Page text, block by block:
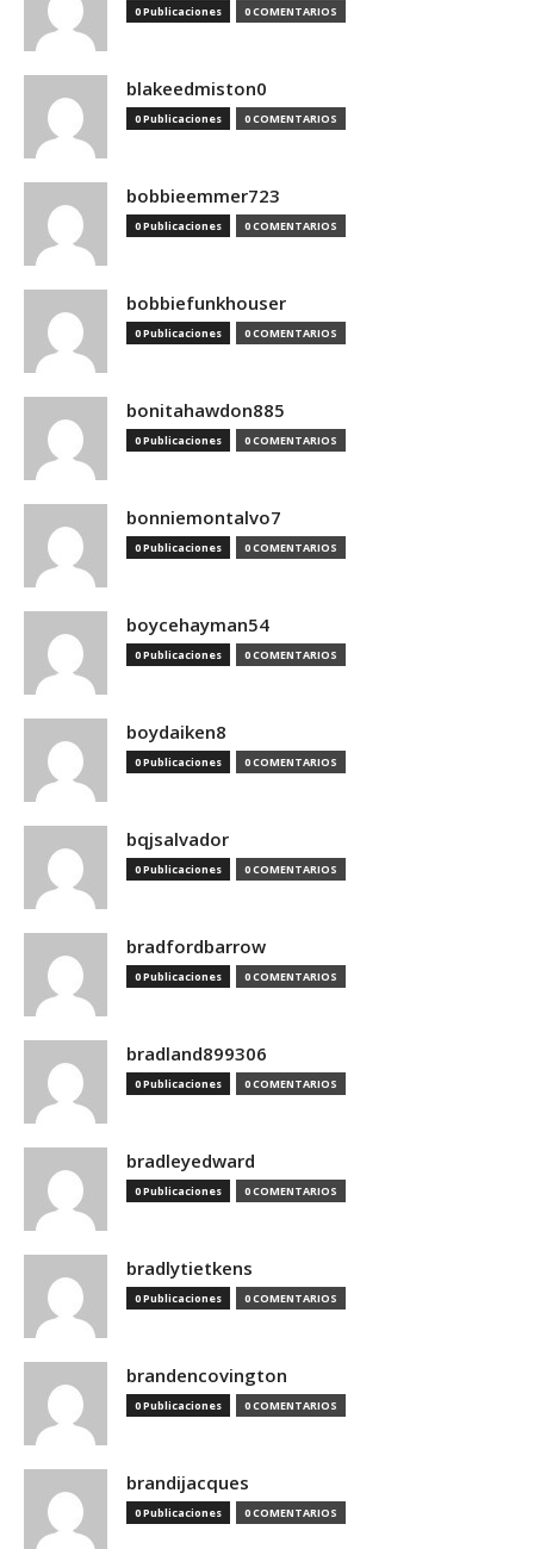
0 Publicaciones 0 COMENTARIOS
blakeedmiston0
0 Publicaciones 0 COMENTARIOS
bobbieemmer723
0 Publicaciones 0 COMENTARIOS
bobbiefunkhouser
0 Publicaciones 0 COMENTARIOS
bonitahawdon885
0 Publicaciones 0 COMENTARIOS
bonniemontalvo7
0 Publicaciones 0 COMENTARIOS
boycehayman54
0 Publicaciones 0 COMENTARIOS
boydaiken8
0 Publicaciones 0 COMENTARIOS
bqjsalvador
0 Publicaciones 0 COMENTARIOS
bradfordbarrow
0 Publicaciones 0 COMENTARIOS
bradland899306
0 Publicaciones 0 COMENTARIOS
bradleyedward
0 Publicaciones 0 COMENTARIOS
bradlytietkens
0 Publicaciones 0 COMENTARIOS
brandencovington
0 Publicaciones 0 COMENTARIOS
brandijacques
0 Publicaciones 0 COMENTARIOS